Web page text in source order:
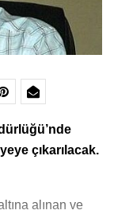
çıkarılacak.
alınan ve